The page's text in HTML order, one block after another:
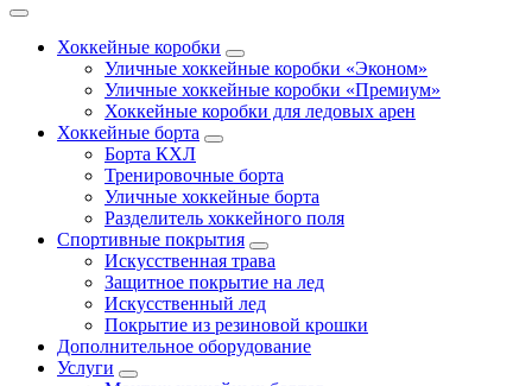
Хоккейные коробки
Уличные хоккейные коробки «Эконом»
Уличные хоккейные коробки «Премиум»
Хоккейные коробки для ледовых арен
Хоккейные борта
Борта КХЛ
Тренировочные борта
Уличные хоккейные борта
Разделитель хоккейного поля
Спортивные покрытия
Искусственная трава
Защитное покрытие на лед
Искусственный лед
Покрытие из резиновой крошки
Дополнительное оборудование
Услуги